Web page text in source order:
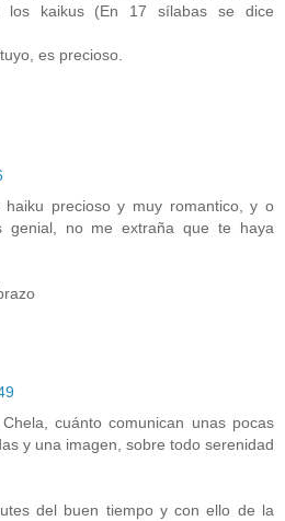
los kaikus (En 17 sílabas se dice
es precioso.
precioso y muy romantico, y o
genial, no me extraña que te haya
cuánto comunican unas pocas
y una imagen, sobre todo serenidad
del buen tiempo y con ello de la